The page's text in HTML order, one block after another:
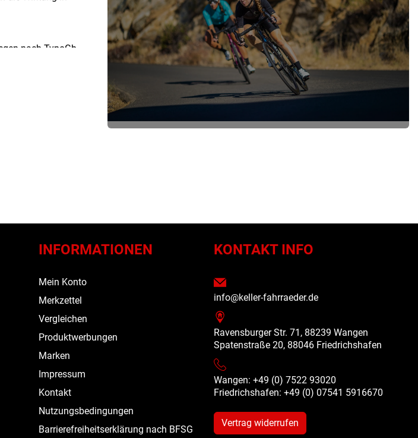
nach TypoGb.
bis zu 245 € oder
aber fast immer
Je nach
INFORMATIONEN
Mein Konto
Merkzettel
Vergleichen
Produktwerbungen
Marken
Impressum
Kontakt
Nutzungsbedingungen
Barrierefreiheitserklärung nach BFSG
KONTAKT INFO
info@keller-fahrraeder.de
Ravensburger Str. 71, 88239 Wangen
Spatenstraße 20, 88046 Friedrichshafen
Wangen: +49 (0) 7522 93020
Friedrichshafen: +49 (0)07541 5916670
Vertrag widerrufen